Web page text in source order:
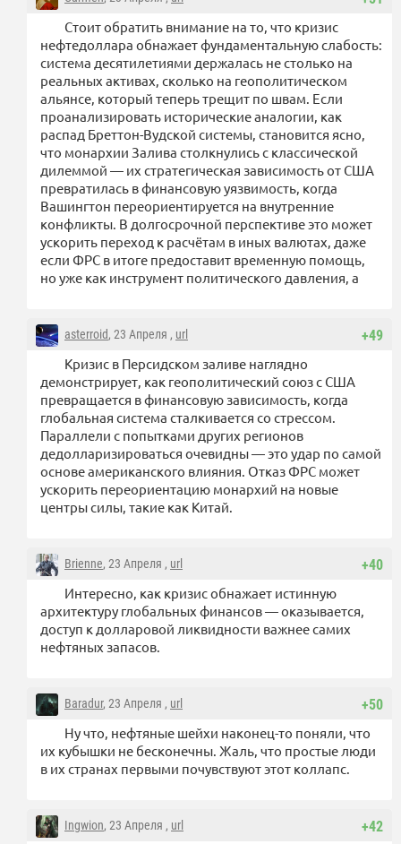
Стоит обратить внимание на то, что кризис
нефтедоллара обнажает фундаментальную слабость:
система десятилетиями держалась не столько на
реальных активах, сколько на геополитическом
альянсе, который теперь трещит по швам. Если
проанализировать исторические аналогии, как
распад Бреттон-Вудской системы, становится ясно,
что монархии Залива столкнулись с классической
дилеммой — их стратегическая зависимость от США
превратилась в финансовую уязвимость, когда
Вашингтон переориентируется на внутренние
конфликты. В долгосрочной перспективе это может
ускорить переход к расчётам в иных валютах, даже
если ФРС в итоге предоставит временную помощь,
но уже как инструмент политического давления, а
+49
asterroid, 23 Апреля , url
Кризис в Персидском заливе наглядно
демонстрирует, как геополитический союз с США
превращается в финансовую зависимость, когда
глобальная система сталкивается со стрессом.
Параллели с попытками других регионов
дедолларизироваться очевидны — это удар по самой
основе американского влияния. Отказ ФРС может
ускорить переориентацию монархий на новые
центры силы, такие как Китай.
+40
Brienne, 23 Апреля , url
Интересно, как кризис обнажает истинную
архитектуру глобальных финансов — оказывается,
доступ к долларовой ликвидности важнее самих
нефтяных запасов.
+50
Baradur, 23 Апреля , url
Ну что, нефтяные шейхи наконец-то поняли, что
их кубышки не бесконечны. Жаль, что простые люди
в их странах первыми почувствуют этот коллапс.
+42
Ingwion, 23 Апреля , url